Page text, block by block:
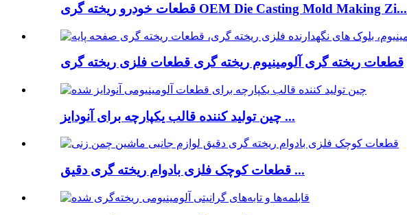
قطعات خودرو ریخته گری OEM Die Casting Mold Making Zi...
قطعات ریخته گری آلومینیوم ریخته گری قطعات فلزی ریخته گری
چین تولید کننده قالب یکپارچه برای آنودایز ...
قطعات کوچک فلزی بادوام ریخته گری دقیق ...